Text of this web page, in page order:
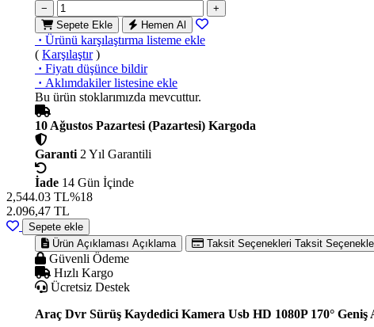
−
+
Sepete Ekle
Hemen Al
· Ürünü karşılaştırma listeme ekle
( Karşılaştır)
· Fiyatı düşünce bildir
· Aklımdakiler listesine ekle
Bu ürün stoklarımızda mevcuttur.
10 Ağustos Pazartesi (Pazartesi) Kargoda
Garanti 2 Yıl Garantili
İade 14 Gün İçinde
2,544.03 TL%18
2.096,47 TL
Sepete ekle
Ürün Açıklaması Açıklama Taksit Seçenekleri Taksit
Güvenli Ödeme
Hızlı Kargo
Ücretsiz Destek
Araç Dvr Sürüş Kaydedici Kamera Usb HD 1080P 170° Geniş